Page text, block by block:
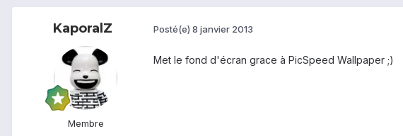
KaporalZ
Membre
Posté(e) 8 janvier 2013
Met le fond d'écran grace à PicSpeed Wallpaper ;)